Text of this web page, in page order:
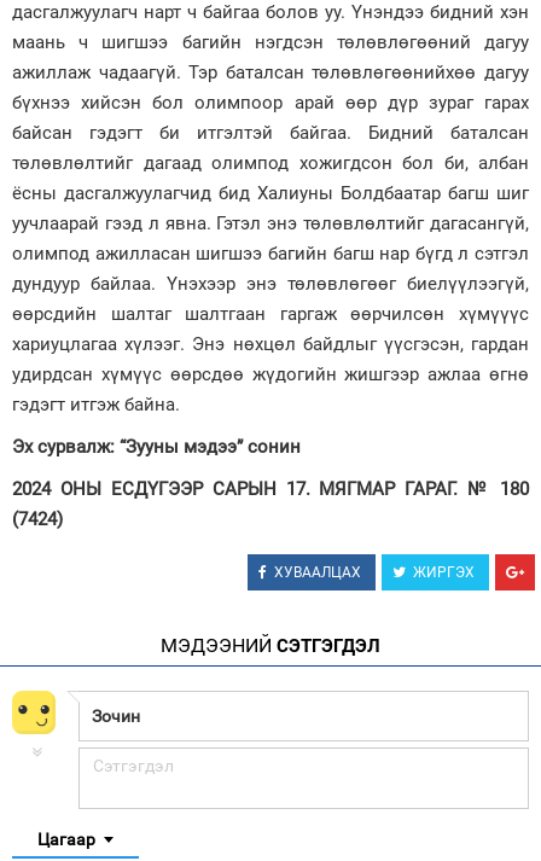
дасгалжуулагч нарт ч байгаа болов уу. Үнэндээ бидний хэн
маань ч шигшээ багийн нэгдсэн төлөвлөгөөний дагуу
ажиллаж чадаагүй. Тэр баталсан төлөвлөгөөнийхөө дагуу
бүхнээ хийсэн бол олимпоор арай өөр дүр зураг гарах
байсан гэдэгт би итгэлтэй байгаа. Бидний баталсан
төлөвлөлтийг дагаад олимпод хожигдсон бол би, албан
ёсны дасгалжуулагчид бид Халиуны Болдбаатар багш шиг
уучлаарай гээд л явна. Гэтэл энэ төлөвлөлтийг дагасангүй,
олимпод ажилласан шигшээ багийн багш нар бүгд л сэтгэл
дундуур байлаа. Үнэхээр энэ төлөвлөгөөг биелүүлээгүй,
өөрсдийн шалтаг шалтгаан гаргаж өөрчилсөн хүмүүүс
хариуцлагаа хүлээг. Энэ нөхцөл байдлыг үүсгэсэн, гардан
удирдсан хүмүүс өөрсдөө жүдогийн жишгээр ажлаа өгнө
гэдэгт итгэж байна.
Эх сурвалж: “Зууны мэдээ” сонин
2024 ОНЫ ЕСДҮГЭЭР САРЫН 17. МЯГМАР ГАРАГ. № 180
(7424)
ХУВААЛЦАХ ЖИРГЭХ
МЭДЭЭНИЙ СЭТГЭГДЭЛ
Цагаар